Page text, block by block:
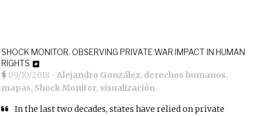
SHOCK MONITOR. OBSERVING PRIVATE WAR IMPACT IN HUMAN
RIGHTS
09/10/2018 •Alejandro González, derechos humanos,
mapas, Shock Monitor,visualización
In the last two decades, states have relied on private